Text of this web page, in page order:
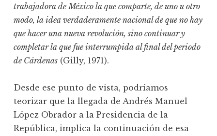
trabajadora de México la que comparte, de uno u otro
modo, la idea verdaderamente nacional de que no hay
que hacer una nueva revolución, sino continuar y
completar la que fue interrumpida al final del periodo
de Cárdenas (Gilly, 1971).
Desde ese punto de vista, podríamos
teorizar que la llegada de Andrés Manuel
López Obrador a la Presidencia de la
República, implica la continuación de esa